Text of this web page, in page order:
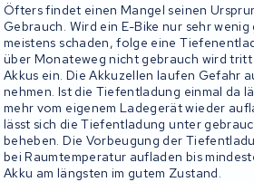
Öfters findet einen Mangel seinen
Gebrauch. Wird ein E-Bike nur sehr
meistens schaden, folge eine
über Monateweg nicht gebrauch wird
Akkus ein. Die Akkuzellen laufen Gefahr
nehmen. Ist die Tiefentladung einmal da
mehr vom eigenem Ladegerät wieder
lässt sich die Tiefentladung unter
beheben. Die Vorbeugung der
bei Raumtemperatur aufladen bis
Akku am längsten im gutem Zustand.